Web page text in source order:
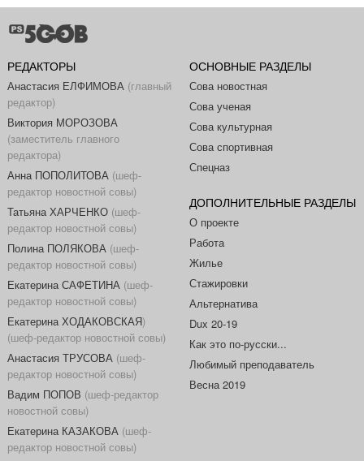
РЕДАКТОРЫ
Анастасия ЕЛФИМОВА(главный
редактор)
Виктория МОРОЗОВА
(заместитель главного
редактора)
Анна ПОПОЛИТОВА(шеф-
редактор новостной совы)
Татьяна ХАРЧЕНКО(шеф-
редактор новостной совы)
Полина ПОЛЯКОВА(шеф-
редактор новостной совы)
Екатерина САФЕТИНА(шеф-
редактор новостной совы)
Екатерина ХОДАКОВСКАЯ)
(шеф-редактор новостной совы)
Анастасия ТРУСОВА(шеф-
редактор новостной совы)
Вадим ПОПОВ (шеф-редактор
новостной совы)
Екатерина КАЗАКОВА(шеф-
редактор новостной совы)
ОСНОВНЫЕ РАЗДЕЛЫ
Сова новостная
Сова ученая
Сова культурная
Сова спортивная
Спецназ
ДОПОЛНИТЕЛЬНЫЕ РАЗДЕЛЫ
О проекте
Работа
Жилье
Стажировки
Альтернатива
Dux 20-19
Как это по-русски...
Любимый преподаватель
Весна 2019